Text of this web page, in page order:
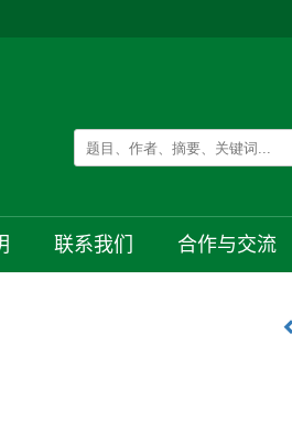
联系我们 合作与交流